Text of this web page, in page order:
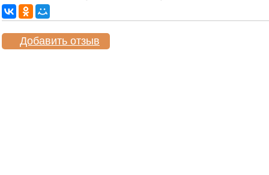
Добавить отзыв